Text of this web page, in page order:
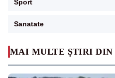
MAI MULTE ȘTIRI DIN
Sport
Sanatate